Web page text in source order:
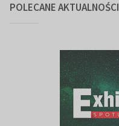
POLECANE AKTUALNOŚCI